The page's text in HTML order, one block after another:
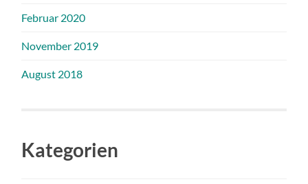
Februar 2020
November 2019
August 2018
Kategorien